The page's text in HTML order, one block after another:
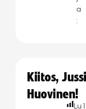
a
:
Kiitos, Jussi
Huovinen!
Lu 1